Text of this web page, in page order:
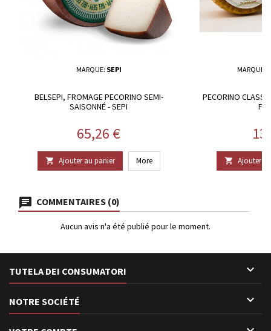
MARQUE: SEPI
BELSEPI, FROMAGE PECORINO SEMI-
SAISONNÉ - SEPI
Prix
65,26 €
 Ajouter au panier More
MARQUE:
PECORINO
 Ajouter
COMMENTAIRES (0)
Aucun avis n'a été publié pour le moment.
TUTELA DEI CONSUMATORI 
NOTRE SOCIÉTÉ 